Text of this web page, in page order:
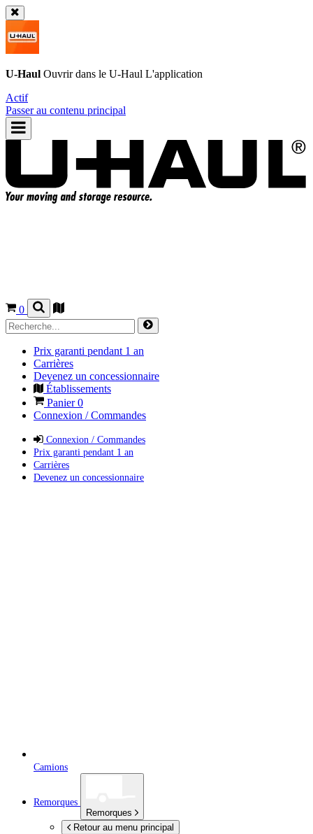
U-Haul Ouvrir dans le U-Haul L'application
Actif
Passer au contenu principal
0
Prix garanti pendant 1 an
Carrières
Devenez un concessionnaire
Établissements
Panier0
Connexion / Commandes
Connexion / Commandes
Prix garanti pendant 1 an
Carrières
Devenez un concessionnaire
Camions
Remorques
Remorques
Retour au menu principal